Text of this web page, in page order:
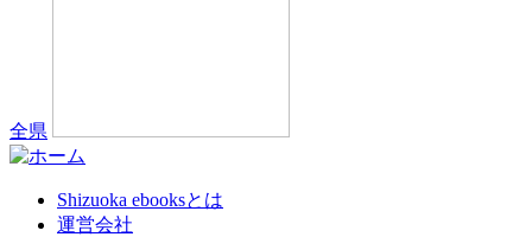
全県
Shizuoka ebooksとは
運営会社